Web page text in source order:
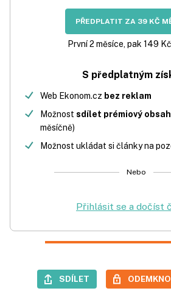
PŘEDPLATIT ZA 39 KČ
První 2 měsíce, pak 149
S předplatným
Web Ekonom.cz bez reklam
Možnost sdílet prémiový obsah
měsíčně)
Možnost ukládat si články na
Nebo
Přihlásit se a dočíst
SDÍLET